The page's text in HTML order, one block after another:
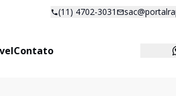
(11) 4702-3031
Contato